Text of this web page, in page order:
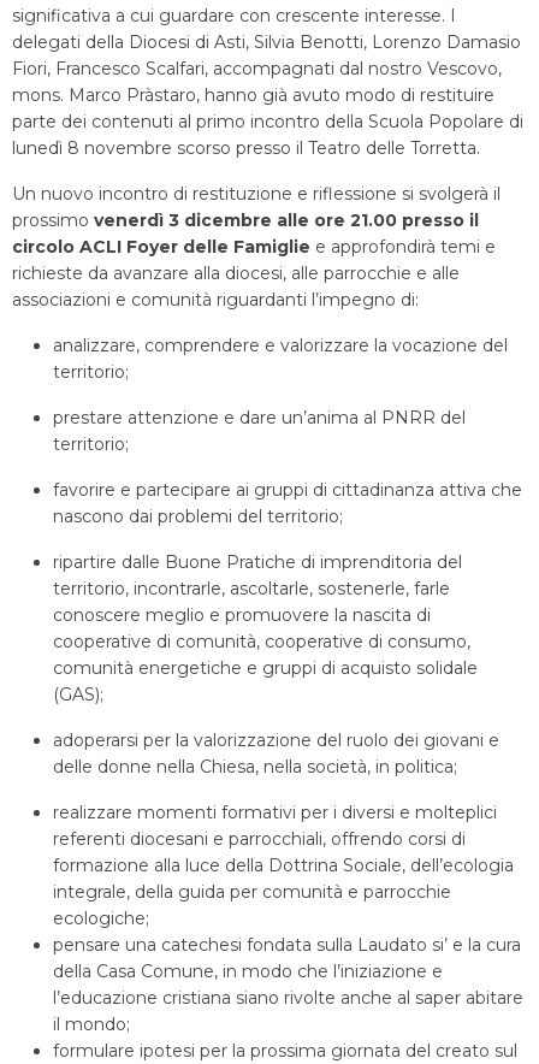
significativa a cui guardare con crescente interesse. I
delegati della Diocesi di Asti, Silvia Benotti, Lorenzo Damasio
Fiori, Francesco Scalfari, accompagnati dal nostro Vescovo,
mons. Marco Pràstaro, hanno già avuto modo di restituire
parte dei contenuti al primo incontro della Scuola Popolare di
lunedì 8 novembre scorso presso il Teatro delle Torretta.
Un nuovo incontro di restituzione e riflessione si svolgerà il
prossimo venerdì 3 dicembre alle ore 21.00 presso il
circolo ACLI Foyer delle Famiglie e approfondirà temi e
richieste da avanzare alla diocesi, alle parrocchie e alle
associazioni e comunità riguardanti l’impegno di:
analizzare, comprendere e valorizzare la vocazione del
territorio;
prestare attenzione e dare un’anima al PNRR del
territorio;
favorire e partecipare ai gruppi di cittadinanza attiva che
nascono dai problemi del territorio;
ripartire dalle Buone Pratiche di imprenditoria del
territorio, incontrarle, ascoltarle, sostenerle, farle
conoscere meglio e promuovere la nascita di
cooperative di comunità, cooperative di consumo,
comunità energetiche e gruppi di acquisto solidale
(GAS);
adoperarsi per la valorizzazione del ruolo dei giovani e
delle donne nella Chiesa, nella società, in politica;
realizzare momenti formativi per i diversi e molteplici
referenti diocesani e parrocchiali, offrendo corsi di
formazione alla luce della Dottrina Sociale, dell’ecologia
integrale, della guida per comunità e parrocchie
ecologiche;
pensare una catechesi fondata sulla Laudato si’ e la cura
della Casa Comune, in modo che l’iniziazione e
l’educazione cristiana siano rivolte anche al saper abitare
il mondo;
formulare ipotesi per la prossima giornata del creato sul